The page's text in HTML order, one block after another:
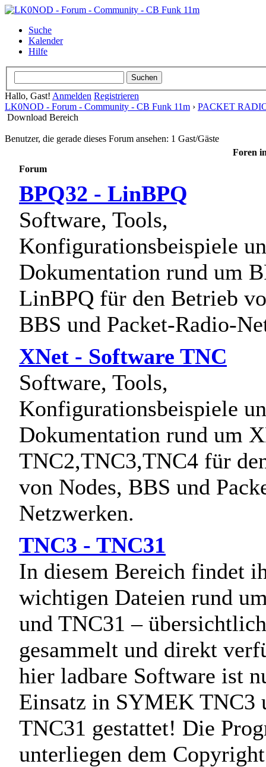
Suche
Kalender
Hilfe
Hallo, Gast! Anmelden Registrieren
LK0NOD - Forum - Community - CB Funk 11m › PACKET
Download Bereich
Benutzer, die gerade dieses Forum ansehen: 1 Gast/Gäste
Foren
Forum
BPQ32 - LinBPQ
Software, Tools,
Konfigurationsbeispiele
Dokumentation rund um
LinBPQ für den Betrieb
BBS und Packet-Radio-
XNet - Software TNC
Software, Tools,
Konfigurationsbeispiele
Dokumentation rund um
TNC2,TNC3,TNC4 für
von Nodes, BBS und
Netzwerken.
TNC3 - TNC31
In diesem Bereich findet
wichtigen Dateien rund
und TNC31 – übersichtlich
gesammelt und direkt
hier ladbare Software ist
Einsatz in SYMEK TNC3
TNC31 gestattet! Die
unterliegen dem